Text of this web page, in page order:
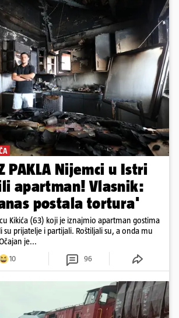
PAKLA Nijemci u Istri
apartman! Vlasnik:
postala tortura'
Kikića (63) koji je iznajmio apartman gostima
su prijatelje i partijali. Roštiljali su, a onda mu
je...
10 96